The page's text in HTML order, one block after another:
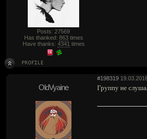
Posts: 27569
Has thanked: 863times
Have thanks: 4341 times
#198319
OldVyaine Группу не